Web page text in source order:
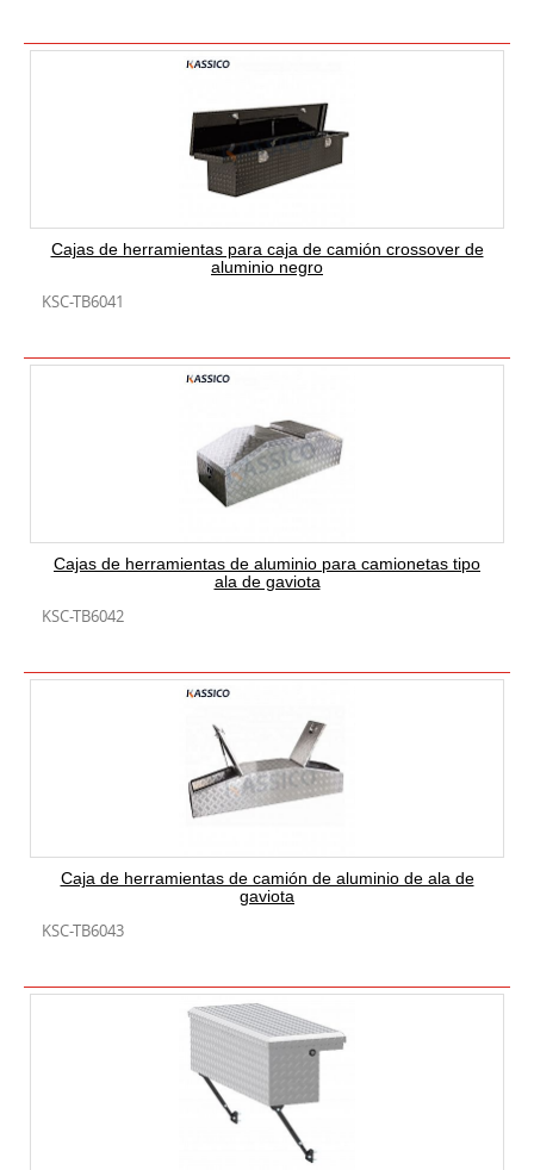
Cajas de herramientas para caja de camión crossover de
aluminio negro
KSC-TB6041
Cajas de herramientas de aluminio para camionetas tipo
ala de gaviota
KSC-TB6042
Caja de herramientas de camión de aluminio de ala de
gaviota
KSC-TB6043